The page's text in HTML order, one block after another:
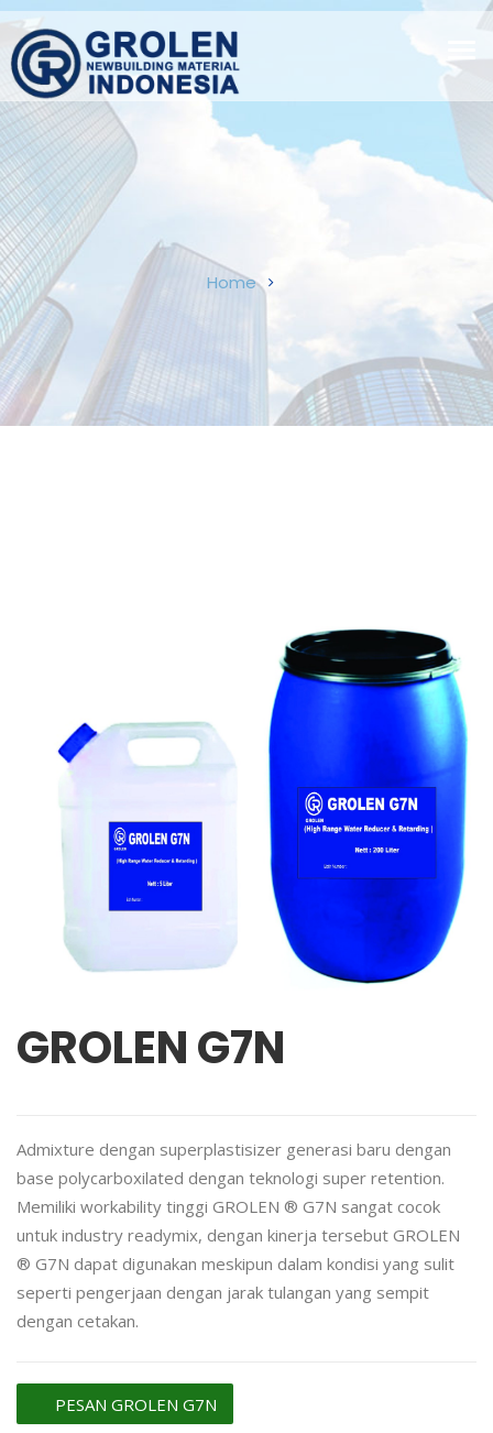
Home
GROLEN G7N
Admixture dengan superplastisizer generasi baru dengan
base polycarboxilated dengan teknologi super retention.
Memiliki workability tinggi GROLEN ® G7N sangat cocok
untuk industry readymix, dengan kinerja tersebut GROLEN
® G7N dapat digunakan meskipun dalam kondisi yang sulit
seperti pengerjaan dengan jarak tulangan yang sempit
dengan cetakan.
PESAN GROLEN G7N